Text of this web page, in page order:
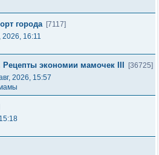
города [7117]
2026, 16:11
экономии мамочек III
[36725]
2026, 15:57